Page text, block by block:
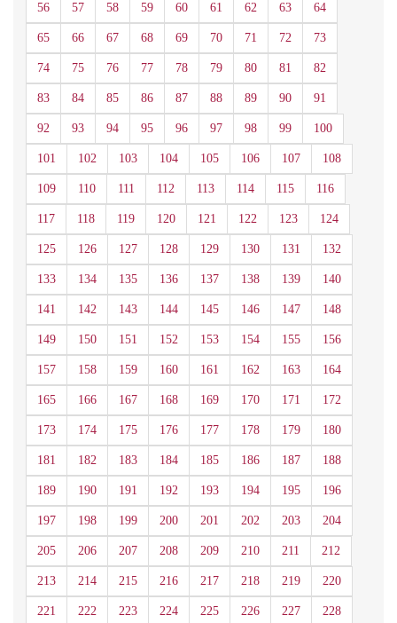
56 57 58 59 60 61 62 63 64
65 66 67 68 69 70 71 72 73
74 75 76 77 78 79 80 81 82
83 84 85 86 87 88 89 90 91
92 93 94 95 96 97 98 99 100
101 102 103 104 105 106 107 108
109 110 111 112 113 114 115 116
117 118 119 120 121 122 123 124
125 126 127 128 129 130 131 132
133 134 135 136 137 138 139 140
141 142 143 144 145 146 147 148
149 150 151 152 153 154 155 156
157 158 159 160 161 162 163 164
165 166 167 168 169 170 171 172
173 174 175 176 177 178 179 180
181 182 183 184 185 186 187 188
189 190 191 192 193 194 195 196
197 198 199 200 201 202 203 204
205 206 207 208 209 210 211 212
213 214 215 216 217 218 219 220
221 222 223 224 225 226 227 228